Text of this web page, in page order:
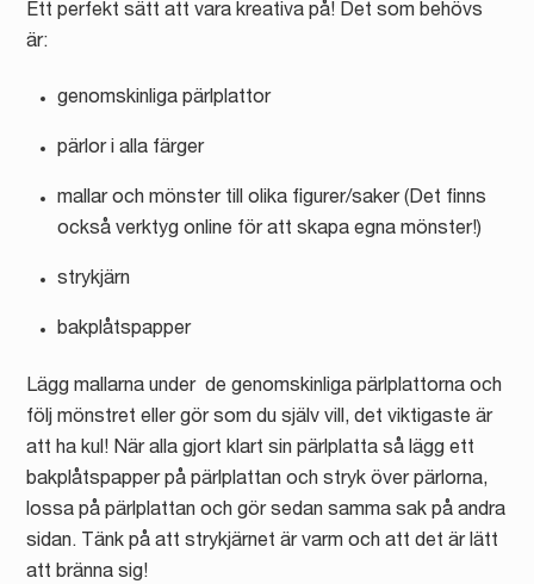
Ett perfekt sätt att vara kreativa på! Det som behövs
är:
genomskinliga pärlplattor
pärlor i alla färger
mallar och mönster till olika figurer/saker (Det finns
också verktyg online för att skapa egna mönster!)
strykjärn
bakplåtspapper
Lägg mallarna under de genomskinliga pärlplattorna och
följ mönstret eller gör som du själv vill, det viktigaste är
att ha kul! När alla gjort klart sin pärlplatta så lägg ett
bakplåtspapper på pärlplattan och stryk över pärlorna,
lossa på pärlplattan och gör sedan samma sak på andra
sidan. Tänk på att strykjärnet är varm och att det är lätt
att bränna sig!